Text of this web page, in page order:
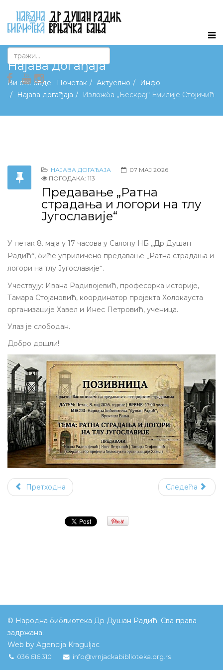
Најава догађаја
Ви сте овде: Почетак Актуелно
Инфо
Најава догађаја
Изложба „Бескрај“ Емилије Стојичић
НАЈАВА ДОГАЂАЈА
07 МАЈ 2026
ПОГОДАКА: 113
Предавање „Ратна
страдања и логори на тлу
Југославије“
У петак 8. маја у 17 часова у Салону НБ „Др Душан
Радић“, биће уприличено предавање „Ратна страдања и
логори на тлу Југославије“.
Учествују: Ивана Радивојевић, професорка историје,
Тамара Стојановић, координатор пројекта Холокауста
организације Хавел и Инес Петровић, ученица.
Улаз је слободан.
Добро дошли!
Претходна Следећа
© Народна библиотека Др Душан Радић. Сва права
задржана.
Web by Agencija Kraguljac
036 616.310 info@vrnjackabiblioteka.org.rs